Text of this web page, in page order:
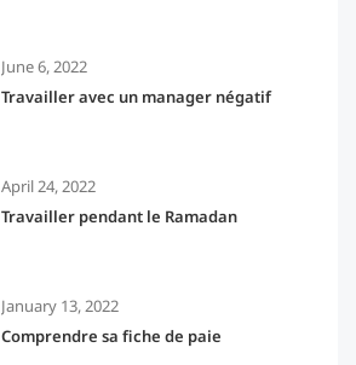
June 6, 2022
Travailler avec un manager négatif
April 24, 2022
Travailler pendant le Ramadan
January 13, 2022
Comprendre sa fiche de paie